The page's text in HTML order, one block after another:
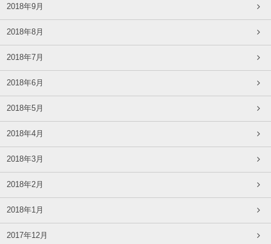
2018年9月
2018年8月
2018年7月
2018年6月
2018年5月
2018年4月
2018年3月
2018年2月
2018年1月
2017年12月